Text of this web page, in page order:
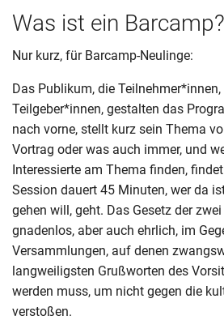
Was ist ein Barcamp?
Nur kurz, für Barcamp-Neulinge:
Das Publikum, die Teilnehmer*innen,
Teilgeber*innen, gestalten das
nach vorne, stellt kurz sein Thema
Vortrag oder was auch immer, und
Interessierte am Thema finden,
Session dauert 45 Minuten, wer da
gehen will, geht. Das Gesetz der
gnadenlos, aber auch ehrlich, im
Versammlungen, auf denen
langweiligsten Grußworten des
werden muss, um nicht gegen die
verstoßen.